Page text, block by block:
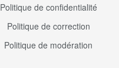
Politique de confidentialité
Politique de correction
Politique de modération